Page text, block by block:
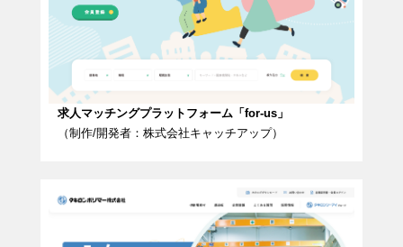
求人マッチングプラットフォーム「for-us」
（制作/開発者：株式会社キャッチアップ）